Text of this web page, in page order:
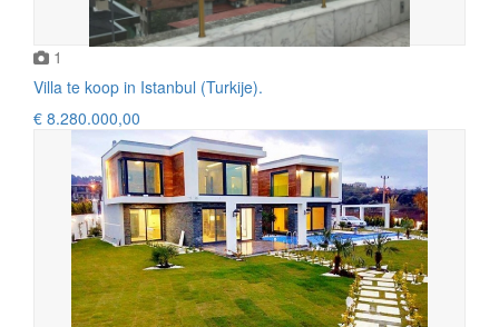
1
Villa te koop in Istanbul (Turkije).
€ 8.280.000,00